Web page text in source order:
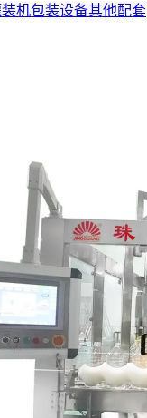
机包装设备其他配套